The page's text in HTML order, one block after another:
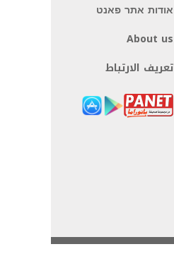
אודות אתר פאנט
About us
تعريف الارتباط